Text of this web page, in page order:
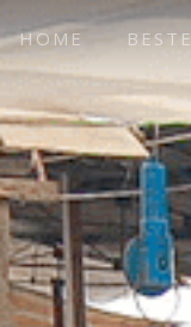
HOME